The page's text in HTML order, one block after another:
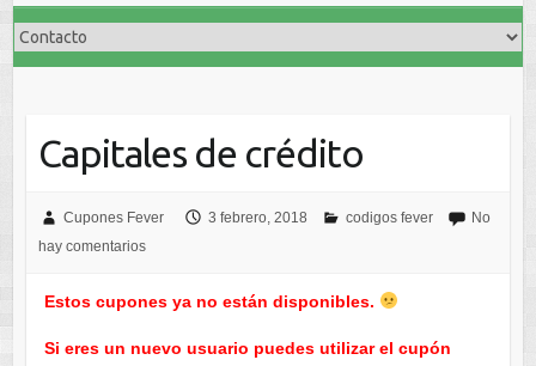
Capitales de crédito
Cupones Fever 3 febrero, 2018 codigos fever
No
hay comentarios
Estos cupones ya no están disponibles.
Si eres un nuevo usuario puedes utilizar el cupón